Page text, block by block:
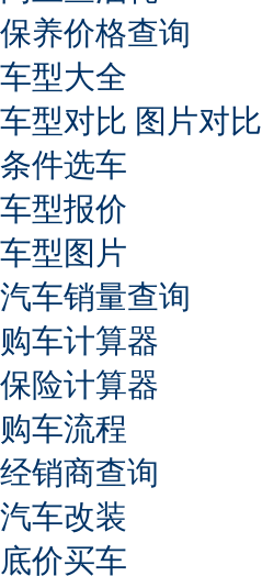
保养价格查询
车型大全
车型对比 图片对比
条件选车
车型报价
车型图片
汽车销量查询
购车计算器
保险计算器
购车流程
经销商查询
汽车改装
底价买车